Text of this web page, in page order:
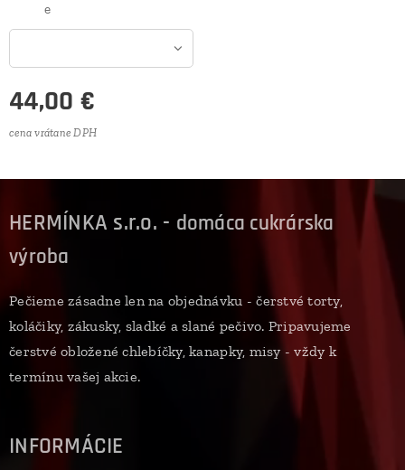
e
44,00 €
cena vrátane DPH
HERMÍNKA s.r.o. - domáca cukrárska
výroba
Pečieme zásadne len na objednávku - čerstvé torty,
koláčiky, zákusky, sladké a slané pečivo. Pripavujeme
čerstvé obložené chlebíčky, kanapky, misy - vždy k
termínu vašej akcie.
INFORMÁCIE